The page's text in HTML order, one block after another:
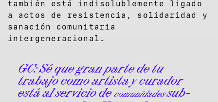
también está indisolublemente ligado
a actos de resistencia, solidaridad y
sanación comunitaria
intergeneracional.
GC:Sé que gran parte de tu
trabajo como artista y curador
está al servicio decomunidadessub-